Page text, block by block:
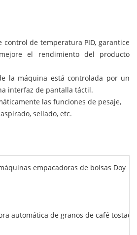
control de temperatura PID, garantice
el rendimiento del producto
la máquina está controlada por un
interfaz de pantalla táctil.
las funciones de pesaje,
sellado, etc.
empacadoras de bolsas Doy
automática de granos de café tostado